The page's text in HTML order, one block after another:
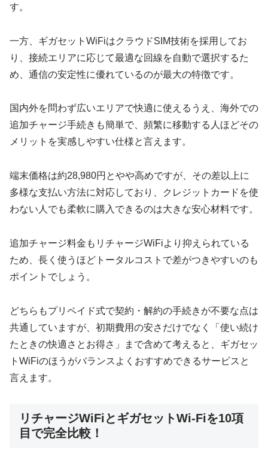
す。
一方、ギガセットWiFiはクラウドSIM技術を採用してお
り、接続エリアに応じて最適な回線を自動で選択するた
め、通信の安定性に優れているのが最大の特徴です。
国内外を問わず広いエリアで快適に使えるうえ、海外での
追加チャージ手続きも簡単で、頻繁に移動する人ほどその
メリットを実感しやすい仕様と言えます。
端末価格は約28,980円とやや高めですが、その差以上に
多様な支払い方法に対応しており、クレジットカードを使
わない人でも柔軟に購入できるのは大きな安心材料です。
追加チャージ料金もリチャージWiFiより抑えられている
ため、長く使うほどトータルコストで差がつきやすいのも
ポイントでしょう。
どちらもプリペイド式で契約・解約の手続きが不要な点は
共通していますが、初期費用の安さだけでなく「使い続け
たときの快適さとお得さ」まで含めて考えると、ギガセッ
トWiFiのほうがバランスよくおすすめできるサービスと
言えます。
リチャージWiFiとギガセットWi-Fiを10項
目で完全比較！